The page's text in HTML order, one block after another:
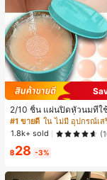
2/10 ชิ้น แผ่นปิดหัวนมที่ใช้
น ไร้รอยต่อ & ไม่ลื่น เหมา
าสต่างๆ สิ่งจำเป็นสำหรับฤ
#1 ขายดี
1.8k+ sold
฿28 -3%